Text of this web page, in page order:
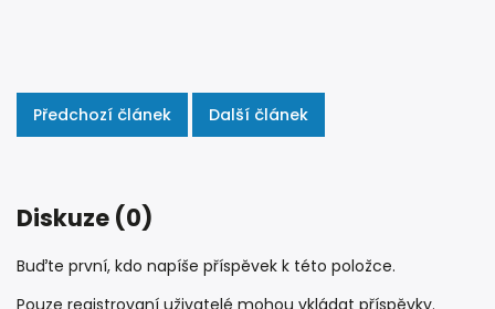
Předchozí článek Další článek
Diskuze (0)
Buďte první, kdo napíše příspěvek k této položce.
Pouze registrovaní uživatelé mohou vkládat příspěvky.